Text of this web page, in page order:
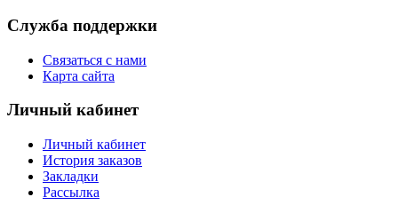
Служба поддержки
Связаться с нами
Карта сайта
Личный кабинет
Личный кабинет
История заказов
Закладки
Рассылка